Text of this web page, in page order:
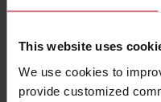
This website uses
We use cookies to
provide customized